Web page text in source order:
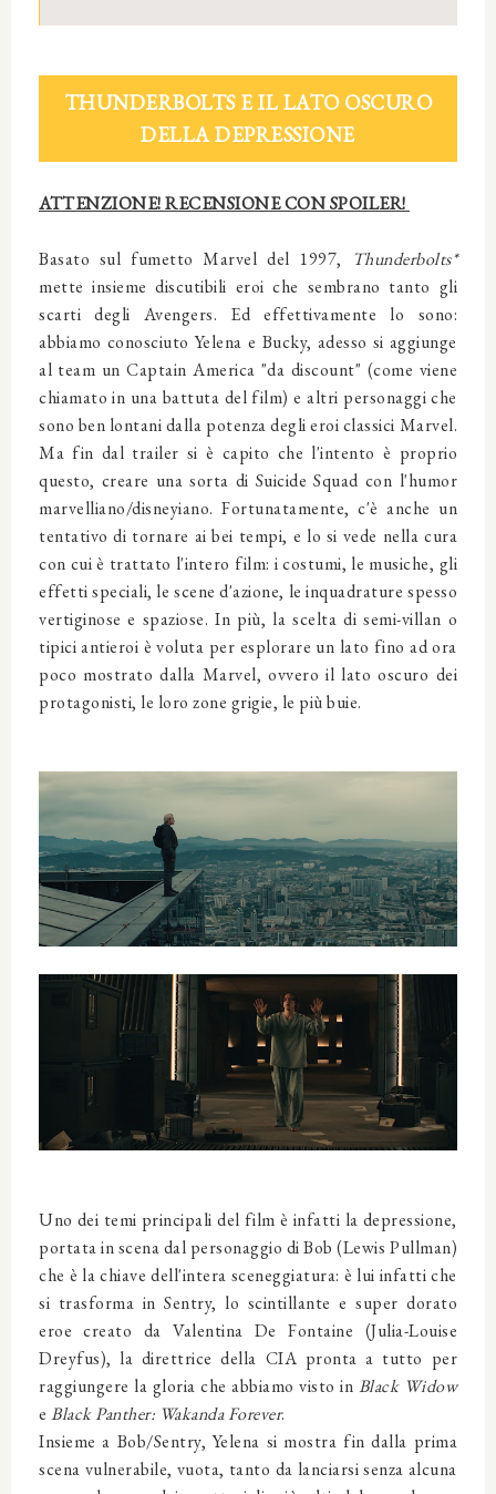
THUNDERBOLTS E IL LATO OSCURO
DELLA DEPRESSIONE
ATTENZIONE! RECENSIONE CON SPOILER!
Basato sul fumetto Marvel del 1997,
Thunderbolts*
mette insieme discutibili eroi che sembrano tanto gli
scarti degli Avengers. Ed effettivamente lo sono:
abbiamo conosciuto Yelena e Bucky, adesso si aggiunge
al team un Captain America "da discount" (come viene
chiamato in una battuta del film) e altri personaggi che
sono ben lontani dalla potenza degli eroi classici Marvel.
Ma fin dal trailer si è capito che l'intento è proprio
questo, creare una sorta di Suicide Squad con l'humor
marvelliano/disneyiano. Fortunatamente, c'è anche un
tentativo di tornare ai bei tempi, e lo si vede nella cura
con cui è trattato l'intero film: i costumi, le musiche, gli
effetti speciali, le scene d'azione, le inquadrature spesso
vertiginose e spaziose. In più, la scelta di semi-villan o
tipici antieroi è voluta per esplorare un lato fino ad ora
poco mostrato dalla Marvel, ovvero il lato oscuro dei
protagonisti, le loro zone grigie, le più buie.
Uno dei temi principali del film è infatti la depressione,
portata in scena dal personaggio di Bob (Lewis Pullman)
che è la chiave dell'intera sceneggiatura: è lui infatti che
si trasforma in Sentry, lo scintillante e super dorato
eroe creato da Valentina De Fontaine (Julia-Louise
Dreyfus), la direttrice della CIA pronta a tutto per
raggiungere la gloria che abbiamo visto in Black Widow
e Black Panther: Wakanda Forever.
Insieme a Bob/Sentry, Yelena si mostra fin dalla prima
scena vulnerabile, vuota, tanto da lanciarsi senza alcuna